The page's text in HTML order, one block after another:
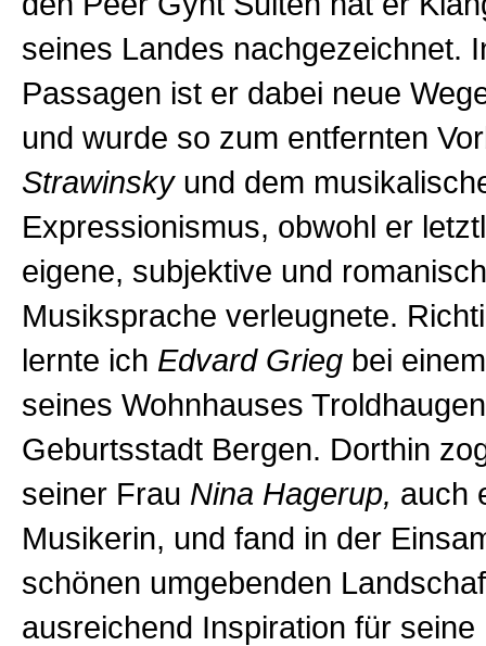
seines Landes nachgezeichnet.
Passagen ist er dabei neue
und wurde so zum entfernten
Strawinskyund dem
Expressionismus, obwohl er
eigene, subjektive und
Musiksprache verleugnete.
lernte ich Edvard Griegbei
seines Wohnhauses
Geburtsstadt Bergen. Dorthin
seiner Frau Nina Hagerup, auch
Musikerin, und fand in der
schönen umgebenden
ausreichend Inspiration für seine